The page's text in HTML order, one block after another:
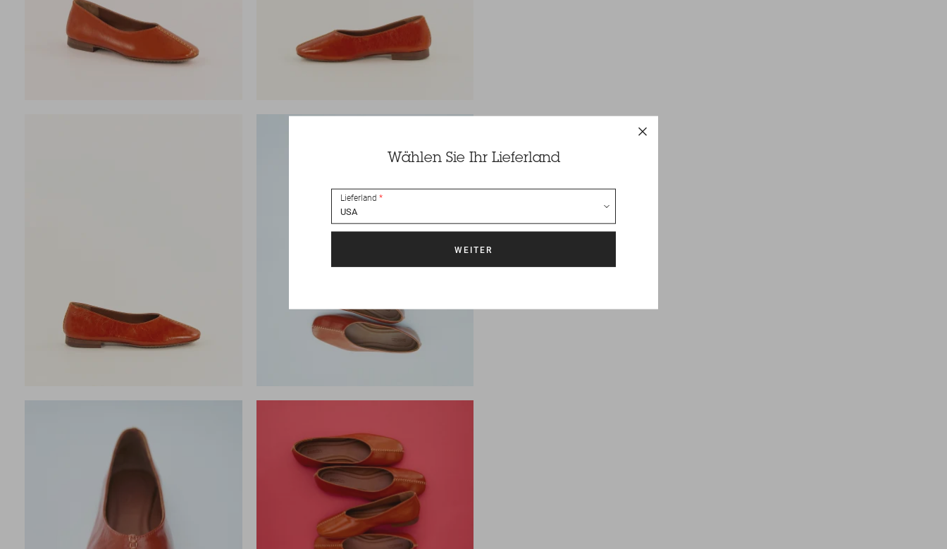
Wählen Sie Ihr Lieferland
Lieferland